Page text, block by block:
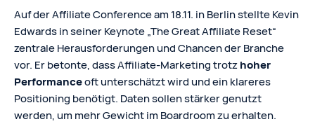
Auf der Affiliate Conference am 18.11. in Berlin stellte Kevin
Edwards in seiner Keynote „The Great Affiliate Reset“
zentrale Herausforderungen und Chancen der Branche
vor. Er betonte, dass Affiliate-Marketing trotzhoher
Performanceoft unterschätzt wird und ein klareres
Positioning benötigt. Daten sollen stärker genutzt
werden, um mehr Gewicht im Boardroom zu erhalten.